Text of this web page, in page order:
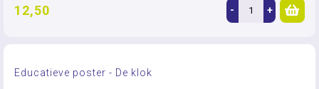
12,50 - +
Educatieve poster - De klok